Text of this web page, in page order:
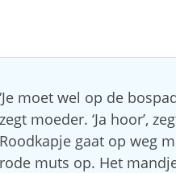
‘Je moet wel op de
zegt moeder. ‘Ja hoor’,
Roodkapje gaat op weg
rode muts op. Het